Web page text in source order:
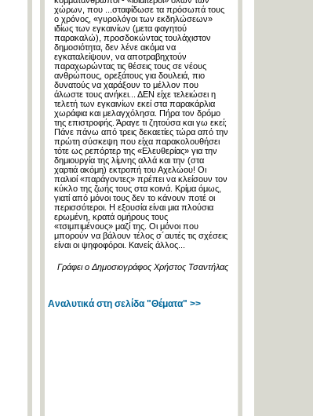
χώρων, που ...σταφίδωσε τα πρόσωπά τους
ο χρόνος, «γυρολόγοι των εκδηλώσεων»
ιδίως των εγκαινίων (μετα φαγητού
παρακαλώ), προσδοκώντας τουλάχιστον
δημοσιότητα, δεν λένε ακόμα να
εγκαταλείψουν, να αποτραβηχτούν
παραχωρώντας τις θέσεις τους σε νέους
ανθρώπους, ορεξάτους για δουλειά, πιο
δυνατούς να χαράξουν το μέλλον που
άλωστε τους ανήκει... ΔΕΝ είχε τελειώσει η
τελετή των εγκαινίων εκεί στα παρακάρλια
χωράφια και μελαγχόλησα. Πήρα τον δρόμο
της επιστροφής. Άραγε τι ζητούσα και γω εκεί;
Πάνε πάνω από τρεις δεκαετίες τώρα από την
πρώτη σύσκεψη που είχα παρακολουθήσει
τότε ως ρεπόρτερ της «Ελευθερίας» για την
δημιουργία της λίμνης αλλά και την (στα
χαρτιά ακόμη) εκτροπή του Αχελώου! Οι
παλιοί «παράγοντες» πρέπει να κλείσουν τον
κύκλο της ζωής τους στα κοινά. Κρίμα όμως,
γιατί από μόνοι τους δεν το κάνουν ποτέ οι
περισσότεροι. Η εξουσία είναι μια πλούσια
ερωμένη, κρατά ομήρους τους
«τσιμπιμένους» μαζί της. Οι μόνοι που
μπορούν να βάλουν τέλος σ´αυτές τις σχέσεις
είναι οι ψηφοφόροι. Κανείς άλλος...
Γράφει ο Δημοσιογράφος Χρήστος Τσαντήλας
Αναλυτικά στη σελίδα "Θέματα" >>